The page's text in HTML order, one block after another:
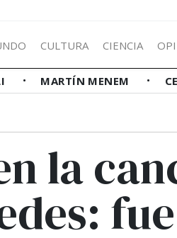
CULTURA CIENCIA
MARTÍN MENEM
la
fue